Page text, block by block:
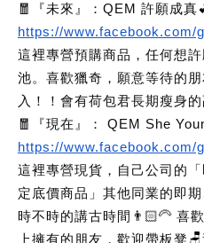
🧧『未來』：QEM 許願成真
https://www.facebook.com/
這裡專營預購商品，任何想
池。喜歡獵奇，願意等待的
入！！會有荷包君長期瘦身
🧧『現在』： QEM She
https://www.facebook.com/
這裡專營現貨，自己公司的
定底價商品」其他同業的即
時不時的講古時間👨🏻‍🦳 喜
上擁有的朋友，歡迎帶板凳🪑